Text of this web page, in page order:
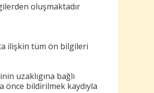
oluşmaktadır
ilişkin tüm ön bilgileri
uzaklıgına bağlı
önce bildirilmek kaydıyla